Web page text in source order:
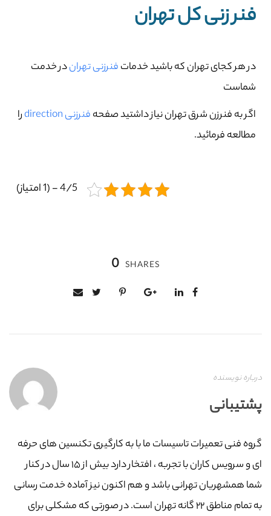
فنر زنی کل تهران
در هر کجای تهران که باشید خدماتفنرزنی تهراندر خدمت
شماست
اگر به فنرزن شرق تهران نیاز داشتید صفحهفنرزنی direction
را
مطالعه فرمائید.
4/5 - (1 امتیاز)
0 SHARES
درباره نویسنده
پشتیبانی
گروه فنی تعمیرات تاسیسات ما با به‌ کارگیری تکنسین های حرفه
ای و سرویس کاران با تجربه ، افتخار دارد بیش از ۱۵ سال در کنار
شما همشهریان تهرانی باشد و هم اکنون نیز آماده خدمت رسانی
به تمام مناطق ۲۲ گانه تهران است. در صورتی که مشکلی برای